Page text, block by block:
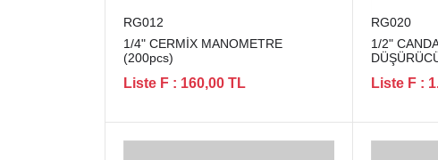
RG012
1/4" CERMİX MANOMETRE
(200pcs)
Liste F : 160,00 TL
RG020
1/2"
Liste F :